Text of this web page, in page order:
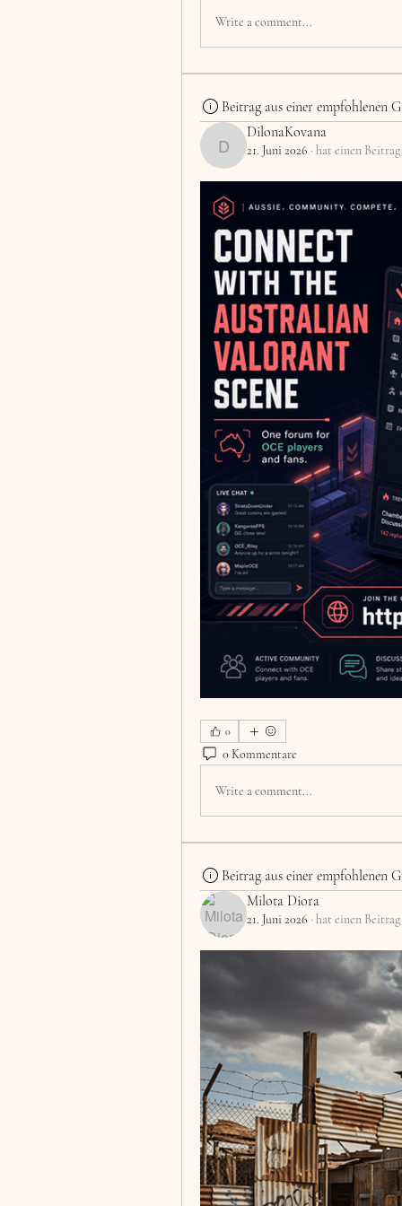
Write a comment...
Beitrag aus einer empfohlenen
DilonaKovana
DilonaKovana
21. Juni 2026 · hat einen
0
0 Kommentare
Write a comment...
Beitrag aus einer empfohlenen
Milota Diora
21. Juni 2026 · hat einen